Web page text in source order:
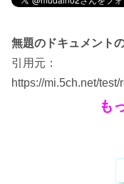
無題のドキュメント
引用元：
https://mi.5ch.net/
も